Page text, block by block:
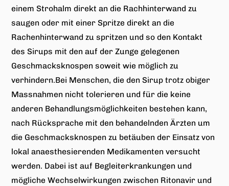
einem Strohalm direkt an die Rachhinterwand zu
saugen oder mit einer Spritze direkt an die
Rachenhinterwand zu spritzen und so den Kontakt
des Sirups mit den auf der Zunge gelegenen
Geschmacksknospen soweit wie möglich zu
verhindern.Bei Menschen, die den Sirup trotz obiger
Massnahmen nicht tolerieren und für die keine
anderen Behandlungsmöglichkeiten bestehen kann,
nach Rücksprache mit den behandelnden Ärzten um
die Geschmacksknospen zu betäuben der Einsatz von
lokal anaesthesierenden Medikamenten versucht
werden. Dabei ist auf Begleiterkrankungen und
mögliche Wechselwirkungen zwischen Ritonavir und